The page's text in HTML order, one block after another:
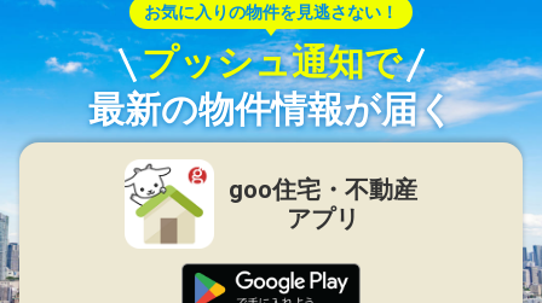
お気に入りの物件を見逃さない！
プッシュ通知で
最新の物件情報が届く
goo住宅・不動産
アプリ